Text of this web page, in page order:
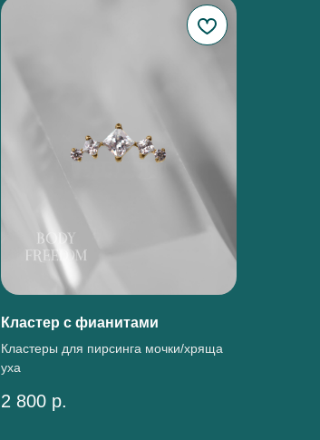
Кластер с фианитами
Кластеры для пирсинга мочки/хряща
уха
2 800 р.